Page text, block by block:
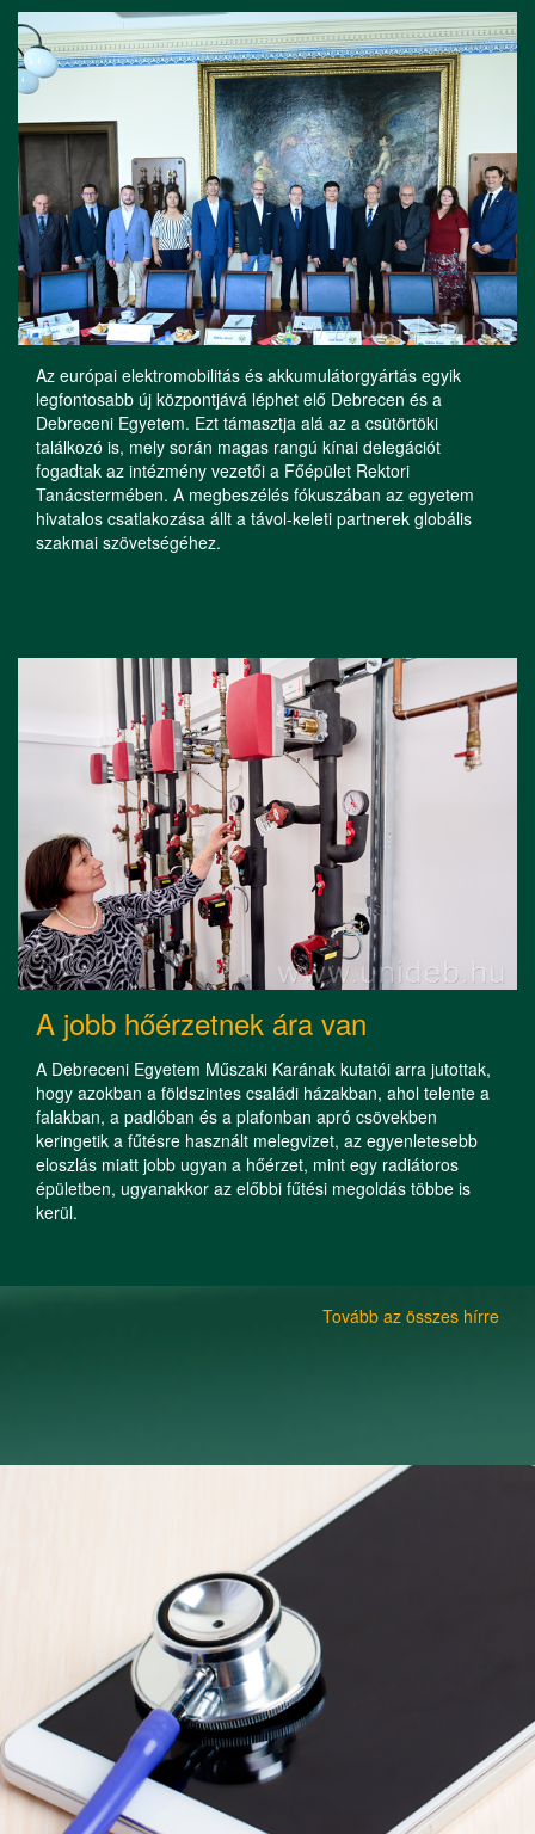
Az európai elektromobilitás és akkumulátorgyártás egyik
legfontosabb új központjává léphet elő Debrecen és a
Debreceni Egyetem. Ezt támasztja alá az a csütörtöki
találkozó is, mely során magas rangú kínai delegációt
fogadtak az intézmény vezetői a Főépület Rektori
Tanácstermében. A megbeszélés fókuszában az egyetem
hivatalos csatlakozása állt a távol-keleti partnerek globális
szakmai szövetségéhez.
A jobb hőérzetnek ára van
A Debreceni Egyetem Műszaki Karának kutatói arra jutottak,
hogy azokban a földszintes családi házakban, ahol telente a
falakban, a padlóban és a plafonban apró csövekben
keringetik a fűtésre használt melegvizet, az egyenletesebb
eloszlás miatt jobb ugyan a hőérzet, mint egy radiátoros
épületben, ugyanakkor az előbbi fűtési megoldás többe is
kerül.
Tovább az összes hírre